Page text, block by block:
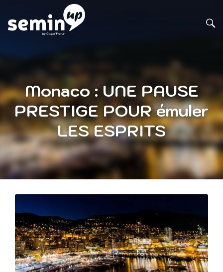
Monaco : UNE PAUSE
PRESTIGE POUR émuler
LES ESPRITS